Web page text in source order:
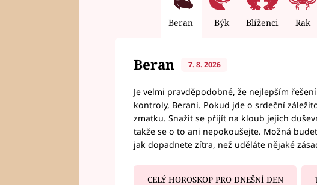
Beran Býk Blíženci Rak
Beran 7. 8. 2026
Je velmi pravděpodobné, že nejlepším
kontroly, Berani. Pokud jde o srdeční
zmatku. Snažit se přijít na kloub jejich
takže se o to ani nepokoušejte. Možná
jak dopadnete zítra, než uděláte nějaké
CELÝ HOROSKOP PRO DNEŠNÍ DEN